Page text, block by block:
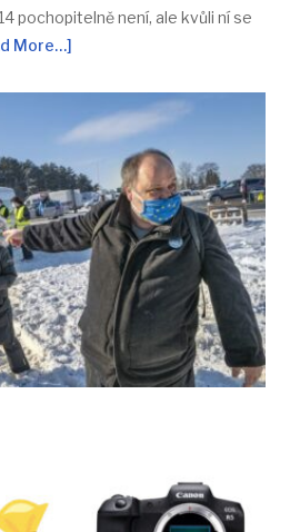
pochopitelně není, ale kvůli ní se
More…]